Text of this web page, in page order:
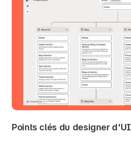
Points clés du designer